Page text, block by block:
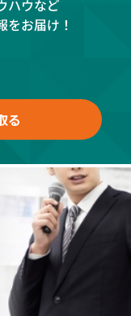
ハウなど
をお届け！
る